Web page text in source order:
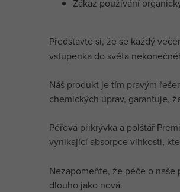
Zákaz používání
Představte si, že se každý
vstupenka do světa
Náš produkt je tím pravým
chemických úprav, garantuje,
Péřová přikrývka a polštář
vynikající absorpce vlhkosti,
Nezapomeňte, že péče o
dlouho jako nová.